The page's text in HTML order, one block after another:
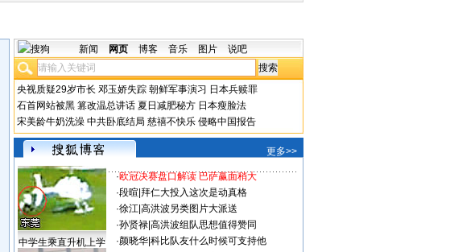
新闻 网页 博客 音乐 图片 说吧
央视质疑29岁市长 邓玉娇失踪 朝鲜军事演习 日本兵赎罪
石首网站被黑 篡改温总讲话 夏日减肥秘方 日本瘦脸法
宋美龄牛奶洗澡 中共卧底结局 慈禧不快乐 侵略中国报告
更多>>
中学生乘直升机上学
·欧冠决赛盘口解读 巴萨赢面稍大
·段暄 拜仁大投入这次是动真格
·徐江| 高洪波另类图片大派送
·孙贤禄| 高洪波组队思想值得赞同
·颜晓华| 科比队友什么时候可支持他